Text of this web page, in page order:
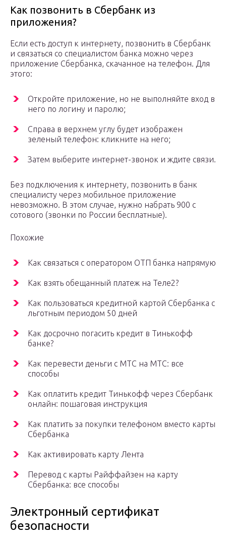
Как позвонить в Сбербанк из
приложения?
Если есть доступ к интернету, позвонить в Сбербанк
и связаться со специалистом банка можно через
приложение Сбербанка, скачанное на телефон. Для
этого:
Откройте приложение, но не выполняйте вход в
него по логину и паролю;
Справа в верхнем углу будет изображен
зеленый телефон: кликните на него;
Затем выберите интернет-звонок и ждите связи.
Без подключения к интернету, позвонить в банк
специалисту через мобильное приложение
невозможно. В этом случае, нужно набрать 900 с
сотового (звонки по России бесплатные).
Похожие
Как связаться с оператором ОТП банка напрямую
Как взять обещанный платеж на Теле2?
Как пользоваться кредитной картой Сбербанка с
льготным периодом 50 дней
Как досрочно погасить кредит в Тинькофф
банке?
Как перевести деньги с МТС на МТС: все
способы
Как оплатить кредит Тинькофф через Сбербанк
онлайн: пошаговая инструкция
Как платить за покупки телефоном вместо карты
Сбербанка
Как активировать карту Лента
Перевод с карты Райффайзен на карту
Сбербанка: все способы
Электронный сертификат
безопасности